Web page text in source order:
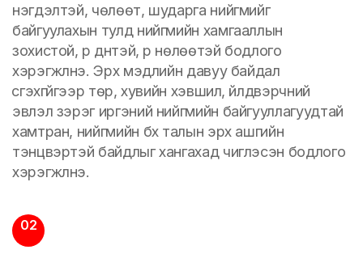
нэгдэлтэй, чөлөөт, шударга нийгмийг
байгуулахын тулд нийгмийн хамгааллын
зохистой, үр дүнтэй, үр нөлөөтэй бодлого
хэрэгжүүлнэ. Эрх мэдлийн давуу байдал
үүсгэхгүйгээр төр, хувийн хэвшил, үйлдвэрчний
эвлэл зэрэг иргэний нийгмийн байгууллагуудтай
хамтран, нийгмийн бүх талын эрх ашгийн
тэнцвэртэй байдлыг хангахад чиглэсэн бодлого
хэрэгжүүлнэ.
02